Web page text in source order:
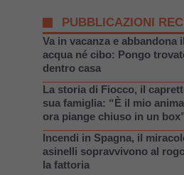
PUBBLICAZIONI
Va in vacanza e abbandona
acqua né cibo: Pongo
dentro casa
La storia di Fiocco, il
sua famiglia: “È il mio
ora piange chiuso in un
Incendi in Spagna, il
asinelli sopravvivono al
la fattoria